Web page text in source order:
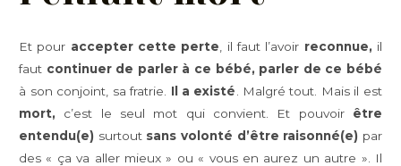
Et pour accepter cette perte , il faut l’avoir reconnue, il
faut continuer de parler à ce bébé, parler de ce bébé
à son conjoint, sa fratrie.
Il a existé . Malgré tout. Mais il est
mort, c’est le seul mot qui convient. Et pouvoir être
entendu(e) surtout sans volonté d’être raisonné(e) par
des « ça va aller mieux » ou « vous en aurez un autre ». Il